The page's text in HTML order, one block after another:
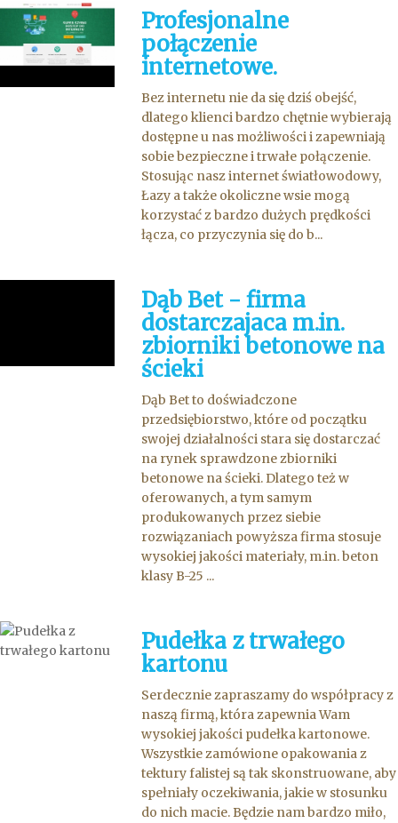
Profesjonalne
połączenie
internetowe.
Bez internetu nie da się dziś obejść,
dlatego klienci bardzo chętnie wybierają
dostępne u nas możliwości i zapewniają
sobie bezpieczne i trwałe połączenie.
Stosując nasz internet światłowodowy,
Łazy a także okoliczne wsie mogą
korzystać z bardzo dużych prędkości
łącza, co przyczynia się do b...
Dąb Bet - firma
dostarczajaca m.in.
zbiorniki betonowe na
ścieki
Dąb Bet to doświadczone
przedsiębiorstwo, które od początku
swojej działalności stara się dostarczać
na rynek sprawdzone zbiorniki
betonowe na ścieki. Dlatego też w
oferowanych, a tym samym
produkowanych przez siebie
rozwiązaniach powyższa firma stosuje
wysokiej jakości materiały, m.in. beton
klasy B-25 ...
Pudełka z trwałego
kartonu
Serdecznie zapraszamy do współpracy z
naszą firmą, która zapewnia Wam
wysokiej jakości pudełka kartonowe.
Wszystkie zamówione opakowania z
tektury falistej są tak skonstruowane, aby
spełniały oczekiwania, jakie w stosunku
do nich macie. Będzie nam bardzo miło,